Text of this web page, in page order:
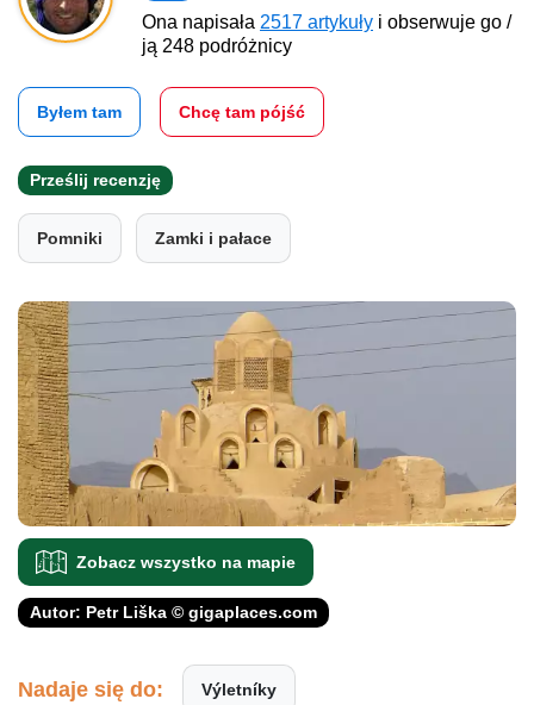
Ona napisała 2517 artykuły i obserwuje go /
ją 248 podróżnicy
Byłem tam Chcę tam pójść
Prześlij recenzję
Pomniki Zamki i pałace
Zobacz wszystko na mapie
Autor: Petr Liška © gigaplaces.com
Nadaje się do: Výletníky